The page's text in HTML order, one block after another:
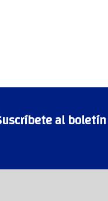
al boletín